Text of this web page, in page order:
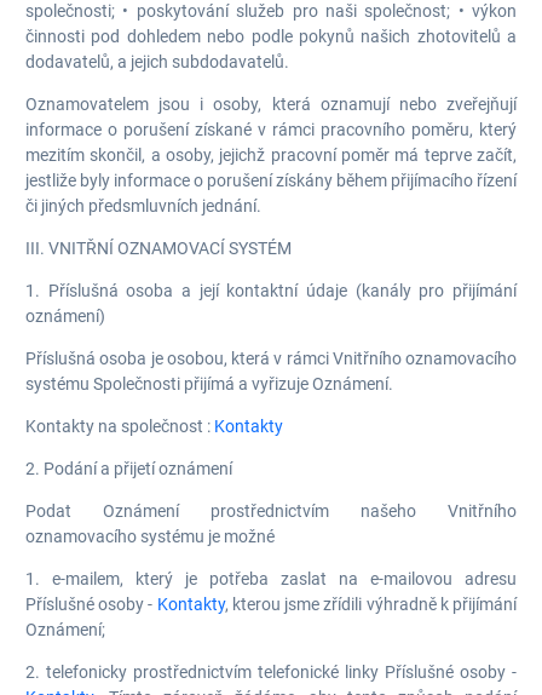
společnosti; • poskytování služeb pro naši společnost; • výkon
činnosti pod dohledem nebo podle pokynů našich zhotovitelů a
dodavatelů, a jejich subdodavatelů.
Oznamovatelem jsou i osoby, která oznamují nebo zveřejňují
informace o porušení získané v rámci pracovního poměru, který
mezitím skončil, a osoby, jejichž pracovní poměr má teprve začít,
jestliže byly informace o porušení získány během přijímacího řízení
či jiných předsmluvních jednání.
III. VNITŘNÍ OZNAMOVACÍ SYSTÉM
1. Příslušná osoba a její kontaktní údaje (kanály pro přijímání
oznámení)
Příslušná osoba je osobou, která v rámci Vnitřního oznamovacího
systému Společnosti přijímá a vyřizuje Oznámení.
Kontakty na společnost : Kontakty
2. Podání a přijetí oznámení
Podat Oznámení prostřednictvím našeho Vnitřního
oznamovacího systému je možné
1. e-mailem, který je potřeba zaslat na e-mailovou adresu
Příslušné osoby - Kontakty, kterou jsme zřídili výhradně k přijímání
Oznámení;
2. telefonicky prostřednictvím telefonické linky Příslušné osoby -